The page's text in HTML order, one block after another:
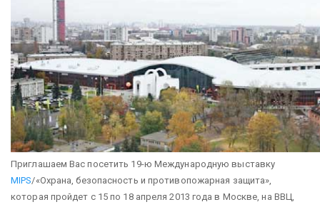
Приглашаем Вас посетить 19-ю Международную выставку
MIPS/«Охрана, безопасность и противопожарная защита»,
которая пройдет с 15 по 18 апреля 2013 года в Москве, на ВВЦ,